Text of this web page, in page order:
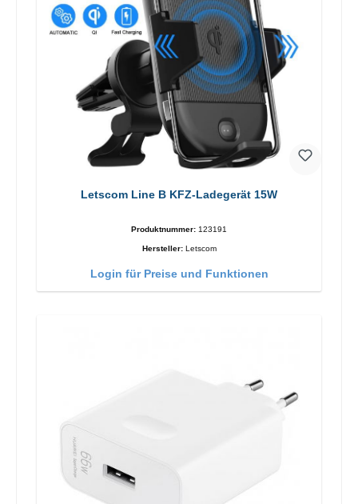
Letscom Line B KFZ-Ladegerät 15W
Produktnummer: 123191
Hersteller: Letscom
Login für Preise und Funktionen